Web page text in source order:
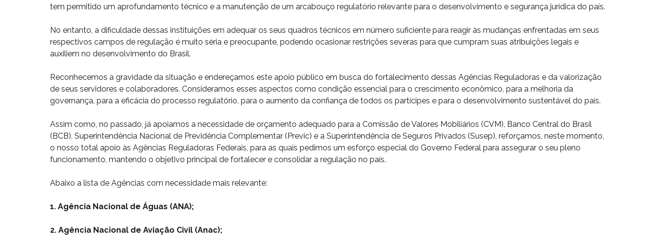
tem permitido um aprofundamento técnico e a manutenção de um arcabouço regulatório relevante para o desenvolvimento e segurança jurídica do país.
No entanto, a dificuldade dessas instituições em adequar os seus quadros técnicos em número suficiente para reagir às mudanças enfrentadas em seus
respectivos campos de regulação é muito séria e preocupante, podendo ocasionar restrições severas para que cumpram suas atribuições legais e
auxiliem no desenvolvimento do Brasil.
Reconhecemos a gravidade da situação e endereçamos este apoio público em busca do fortalecimento dessas Agências Reguladoras e da valorização
de seus servidores e colaboradores. Consideramos esses aspectos como condição essencial para o crescimento econômico, para a melhoria da
governança, para a eficácia do processo regulatório, para o aumento da confiança de todos os partícipes e para o desenvolvimento sustentável do país.
Assim como, no passado, já apoiamos a necessidade de orçamento adequado para a Comissão de Valores Mobiliários (CVM), Banco Central do Brasil
(BCB), Superintendência Nacional de Previdência Complementar (Previc) e a Superintendência de Seguros Privados (Susep), reforçamos, neste momento,
o nosso total apoio às Agências Reguladoras Federais, para as quais pedimos um esforço especial do Governo Federal para assegurar o seu pleno
funcionamento, mantendo o objetivo principal de fortalecer e consolidar a regulação no país.
Abaixo a lista de Agências com necessidade mais relevante:
1. Agência Nacional de Águas (ANA);
2. Agência Nacional de Aviação Civil (Anac);